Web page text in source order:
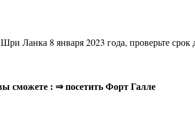
Ланка 8 января 2023 года, проверьте
сможете : ⇒ посетить Форт Галле